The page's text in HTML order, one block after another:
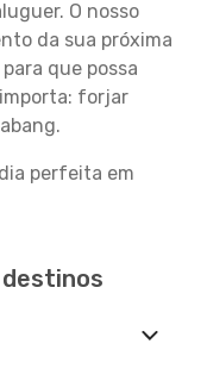
O nosso
da sua próxima
que possa
forjar
perfeita em